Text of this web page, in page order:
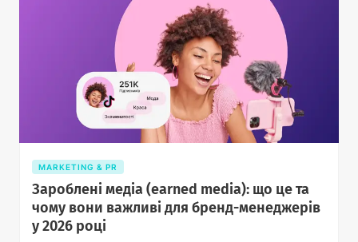
MARKETING & PR
Зароблені медіа (earned media): що це та
чому вони важливі для бренд-менеджерів
у 2026 році